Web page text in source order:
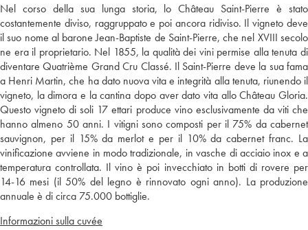
Nel corso della sua lunga storia, lo Château Saint-Pierre è stato
costantemente diviso, raggruppato e poi ancora ridiviso. Il vigneto deve
il suo nome al barone Jean-Baptiste de Saint-Pierre, che nel XVIII secolo
ne era il proprietario. Nel 1855, la qualità dei vini permise alla tenuta di
diventare Quatrième Grand Cru Classé. Il Saint-Pierre deve la sua fama
a Henri Martin, che ha dato nuova vita e integrità alla tenuta, riunendo il
vigneto, la dimora e la cantina dopo aver dato vita allo Château Gloria.
Questo vigneto di soli 17 ettari produce vino esclusivamente da viti che
hanno almeno 50 anni. I vitigni sono composti per il 75% da cabernet
sauvignon, per il 15% da merlot e per il 10% da cabernet franc. La
vinificazione avviene in modo tradizionale, in vasche di acciaio inox e a
temperatura controllata. Il vino è poi invecchiato in botti di rovere per
14-16 mesi (il 50% del legno è rinnovato ogni anno). La produzione
annuale è di circa 75.000 bottiglie.
Informazioni sulla cuvée